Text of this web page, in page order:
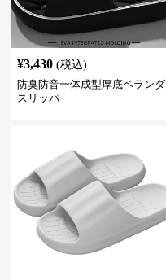
¥3,430 (税込)
防臭防音一体成型厚底ベランダ
スリッパ